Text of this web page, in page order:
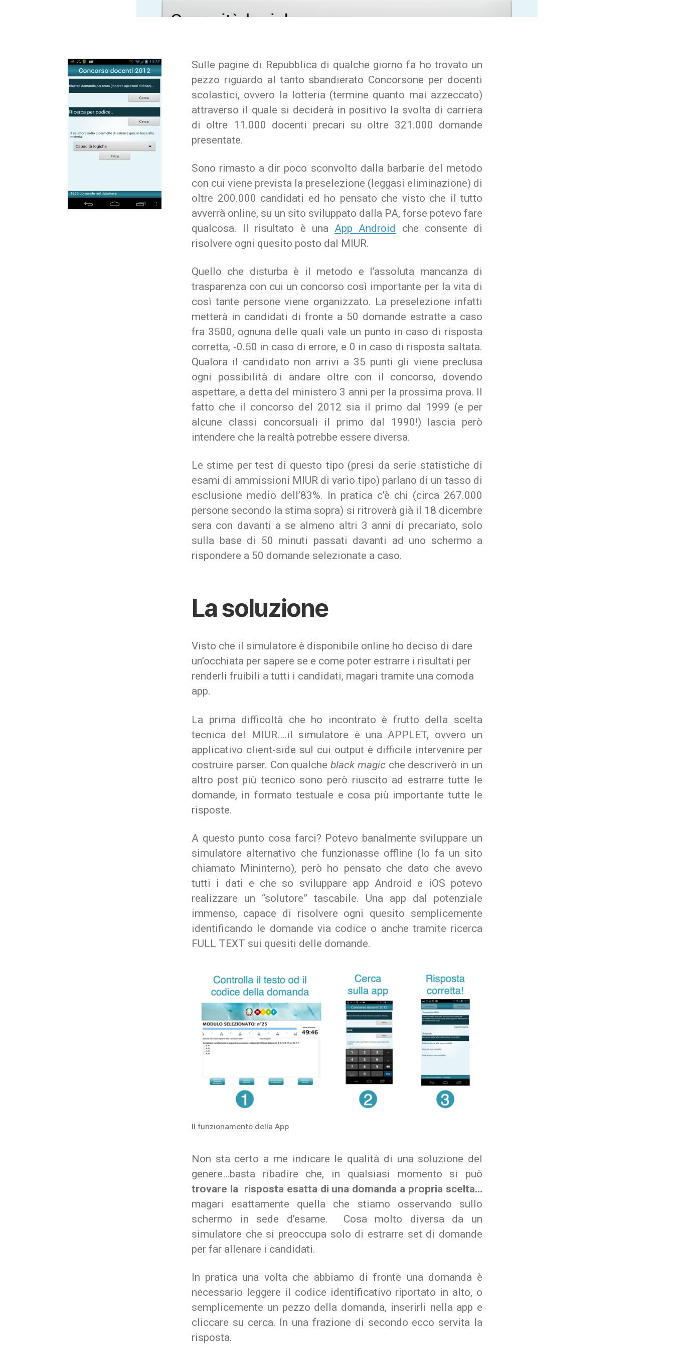
Sulle pagine di Repubblica di qualche giorno fa ho trovato un
pezzo riguardo al tanto sbandierato Concorsone per docenti
scolastici, ovvero la lotteria (termine quanto mai azzeccato)
attraverso il quale si deciderà in positivo la svolta di carriera
di oltre 11.000 docenti precari su oltre 321.000 domande
presentate.
Sono rimasto a dir poco sconvolto dalla barbarie del metodo
con cui viene prevista la preselezione (leggasi eliminazione) di
oltre 200.000 candidati ed ho pensato che visto che il tutto
avverrà online, su un sito sviluppato dalla PA, forse potevo fare
qualcosa. Il risultato è una App Android che consente di
risolvere ogni quesito posto dal MIUR.
Quello che disturba è il metodo e l’assoluta mancanza di
trasparenza con cui un concorso così importante per la vita di
così tante persone viene organizzato. La preselezione infatti
metterà in candidati di fronte a 50 domande estratte a caso
fra 3500, ognuna delle quali vale un punto in caso di risposta
corretta, -0.50 in caso di errore, e 0 in caso di risposta saltata.
Qualora il candidato non arrivi a 35 punti gli viene preclusa
ogni possibilità di andare oltre con il concorso, dovendo
aspettare, a detta del ministero 3 anni per la prossima prova. Il
fatto che il concorso del 2012 sia il primo dal 1999 (e per
alcune classi concorsuali il primo dal 1990!) lascia però
intendere che la realtà potrebbe essere diversa.
Le stime per test di questo tipo (presi da serie statistiche di
esami di ammissioni MIUR di vario tipo) parlano di un tasso di
esclusione medio dell’83%. In pratica c’è chi (circa 267.000
persone secondo la stima sopra) si ritroverà già il 18 dicembre
sera con davanti a se almeno altri 3 anni di precariato, solo
sulla base di 50 minuti passati davanti ad uno schermo a
rispondere a 50 domande selezionate a caso.
La soluzione
Visto che il simulatore è disponibile online ho deciso di dare
un’occhiata per sapere se e come poter estrarre i risultati per
renderli fruibili a tutti i candidati, magari tramite una comoda
app.
La prima difficoltà che ho incontrato è frutto della scelta
tecnica del MIUR….il simulatore è una APPLET, ovvero un
applicativo client-side sul cui output è difficile intervenire per
costruire parser. Con qualcheblack magic che descriverò in un
altro post più tecnico sono però riuscito ad estrarre tutte le
domande, in formato testuale e cosa più importante tutte le
risposte.
A questo punto cosa farci? Potevo banalmente sviluppare un
simulatore alternativo che funzionasse offline (lo fa un sito
chiamato Mininterno), però ho pensato che dato che avevo
tutti i dati e che so sviluppare app Android e iOS potevo
realizzare un “solutore” tascabile. Una app dal potenziale
immenso, capace di risolvere ogni quesito semplicemente
identificando le domande via codice o anche tramite ricerca
FULL TEXT sui quesiti delle domande.
Il funzionamento della App
Non sta certo a me indicare le qualità di una soluzione del
genere…basta ribadire che, in qualsiasi momento si può
trovare la risposta esatta di una domanda a propria scelta…
magari esattamente quella che stiamo osservando sullo
schermo in sede d’esame. Cosa molto diversa da un
simulatore che si preoccupa solo di estrarre set di domande
per far allenare i candidati.
In pratica una volta che abbiamo di fronte una domanda è
necessario leggere il codice identificativo riportato in alto, o
semplicemente un pezzo della domanda, inserirli nella app e
cliccare su cerca. In una frazione di secondo ecco servita la
risposta.